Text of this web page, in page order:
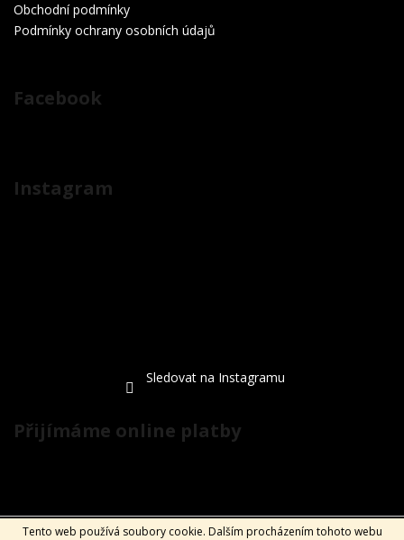
Tento web používá soubory cookie. Dalším procházením tohoto webu
Obchodní podmínky
Podmínky ochrany osobních údajů
Facebook
Instagram
Sledovat na Instagramu
Přijímáme online platby
Vytvořil Shoptet